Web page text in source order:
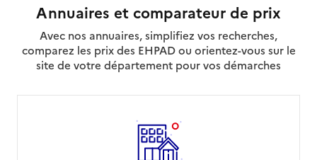
Annuaires et comparateur de prix
Avec nos annuaires, simplifiez vos recherches,
comparez les prix des EHPAD ou orientez-vous sur le
site de votre département pour vos démarches